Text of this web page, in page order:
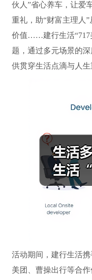
伙人”省心养车，让爱
重礼，助“财富主理人
价值……建行生活“717
题，通过多元场景的
供贯穿生活点滴与人生
活动期间，建行生活携
美团、曹操出行等合